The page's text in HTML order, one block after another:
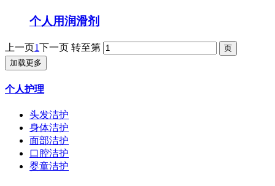
个人用润滑剂
上一页1下一页 转至第
加载更多
个人护理
头发洁护
身体洁护
面部洁护
口腔洁护
婴童洁护